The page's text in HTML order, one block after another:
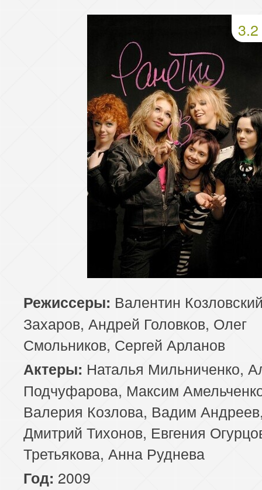
50 серия
51 серия
54 серия
55 серия
58 серия
59 серия
62 серия
63 серия
3.2
Режиссеры: Валентин
Захаров, Андрей Головков, Олег
Смольников, Сергей Арланов
Актеры: Наталья Мильниченко,
Подчуфарова, Максим
Валерия Козлова, Вадим
Дмитрий Тихонов, Евгения
Третьякова, Анна Руднева
Год: 2009